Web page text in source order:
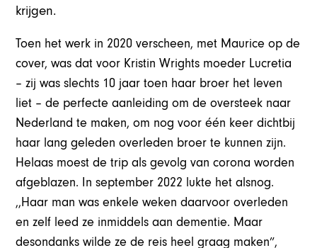
krijgen.
Toen het werk in 2020 verscheen, met Maurice op de
cover, was dat voor Kristin Wrights moeder Lucretia
– zij was slechts 10 jaar toen haar broer het leven
liet – de perfecte aanleiding om de oversteek naar
Nederland te maken, om nog voor één keer dichtbij
haar lang geleden overleden broer te kunnen zijn.
Helaas moest de trip als gevolg van corona worden
afgeblazen. In september 2022 lukte het alsnog.
,,Haar man was enkele weken daarvoor overleden
en zelf leed ze inmiddels aan dementie. Maar
desondanks wilde ze de reis heel graag maken”,